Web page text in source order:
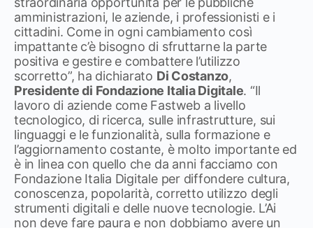
amministrazioni, le aziende, i professionisti e i
cittadini. Come in ogni cambiamento così
impattante c’è bisogno di sfruttarne la parte
positiva e gestire e combattere l’utilizzo
scorretto”, ha dichiarato Di Costanzo,
Presidente di Fondazione Italia Digitale. “Il
lavoro di aziende come Fastweb a livello
tecnologico, di ricerca, sulle infrastrutture, sui
linguaggi e le funzionalità, sulla formazione e
l’aggiornamento costante, è molto importante ed
è in linea con quello che da anni facciamo con
Fondazione Italia Digitale per diffondere cultura,
conoscenza, popolarità, corretto utilizzo degli
strumenti digitali e delle nuove tecnologie. L’Ai
non deve fare paura e non dobbiamo avere un